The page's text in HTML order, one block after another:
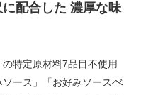
配合した 濃厚な味
特定原材料7品目不使用
ース」「お好みソースべ